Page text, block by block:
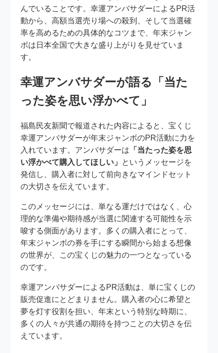
んでいることです。幸運アンバサダーによるPR活
動から、高額当選売り場への殺到、そして当選確
率を高めるための具体的なコツまで、年末ジャン
ボは日本全国で大きな盛り上がりを見せていま
す。
幸運アンバサダーが語る「当た
った姿を思い浮かべて」
福島民友新聞で報道された内容によると、宝くじ
幸運アンバサダーが年末ジャンボのPR活動に力を
入れています。アンバサダーは 「当たった姿を思
い浮かべて購入してほしい」 というメッセージを
発信し、購入者に対して前向きなマインドセット
の大切さを伝えています。
このメッセージには、単なる運だけではなく、心
理的な準備や期待感が当選に関連する可能性を示
唆する側面があります。多くの購入者にとって、
年末ジャンボの券を手にする瞬間から始まる想像
の世界が、この宝くじの魅力の一つとなっている
のです。
幸運アンバサダーによるPR活動は、単に宝くじの
販売促進にとどまりません。購入者の心に希望と
夢を灯す役割を担い、年末という特別な時期に、
多くの人々が共通の期待を持つことの大切さを伝
えています。